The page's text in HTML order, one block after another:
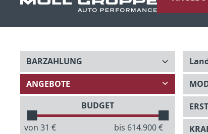
BUDGET
von 31 € bis 614.900€